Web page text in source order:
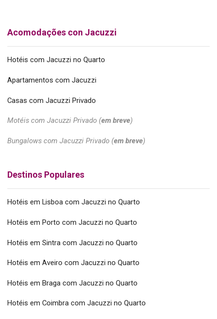
Acomodações con Jacuzzi
Hotéis com Jacuzzi no Quarto
Apartamentos com Jacuzzi
Casas com Jacuzzi Privado
Motéis com Jacuzzi Privado (em breve)
Bungalows com Jacuzzi Privado (em breve)
Destinos Populares
Hotéis em Lisboa com Jacuzzi no Quarto
Hotéis em Porto com Jacuzzi no Quarto
Hotéis em Sintra com Jacuzzi no Quarto
Hotéis em Aveiro com Jacuzzi no Quarto
Hotéis em Braga com Jacuzzi no Quarto
Hotéis em Coimbra com Jacuzzi no Quarto